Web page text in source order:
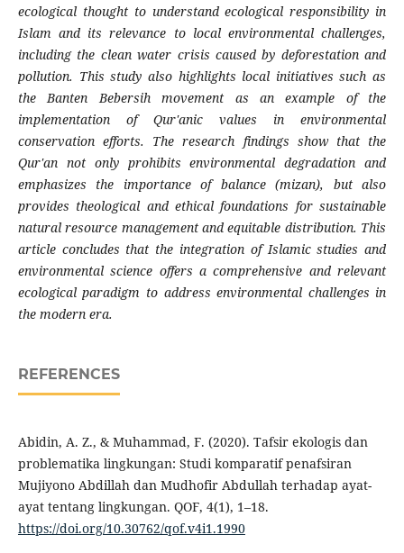
ecological thought to understand ecological responsibility in
Islam and its relevance to local environmental challenges,
including the clean water crisis caused by deforestation and
pollution. This study also highlights local initiatives such as
the Banten Bebersih movement as an example of the
implementation of Qur'anic values ​​in environmental
conservation efforts. The research findings show that the
Qur'an not only prohibits environmental degradation and
emphasizes the importance of balance (mizan), but also
provides theological and ethical foundations for sustainable
natural resource management and equitable distribution. This
article concludes that the integration of Islamic studies and
environmental science offers a comprehensive and relevant
ecological paradigm to address environmental challenges in
the modern era.
REFERENCES
Abidin, A. Z., & Muhammad, F. (2020). Tafsir ekologis dan
problematika lingkungan: Studi komparatif penafsiran
Mujiyono Abdillah dan Mudhofir Abdullah terhadap ayat-
ayat tentang lingkungan. QOF, 4(1), 1–18.
https://doi.org/10.30762/qof.v4i1.1990